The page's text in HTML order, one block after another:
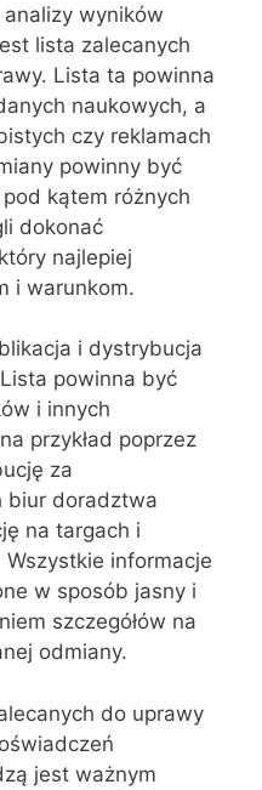
wyników
lista zalecanych
Lista ta powinna
naukowych, a
czy reklamach
powinny być
kątem różnych
dokonać
najlepiej
i warunkom.
i dystrybucja
powinna być
i innych
przykład poprzez
za
biur doradztwa
na targach i
informacje
w sposób jasny i
szczegółów na
odmiany.
do uprawy
jest ważnym